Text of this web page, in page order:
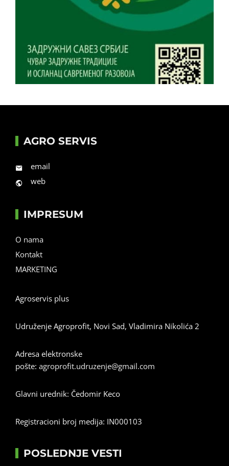
AGRO SERVIS
email
web
IMPRESUM
O nama
Kontakt
MARKETING
Agroservis plus
Udruženje Agroprofit, Novi Sad, Vladimira Nikolića 2
Adresa elektronske
pošte: agroprofit.udruzenje@gmail.com
Glavni urednik: Čedomir Keco
Registracioni broj medija: IN000103
POSLEDNJE VESTI